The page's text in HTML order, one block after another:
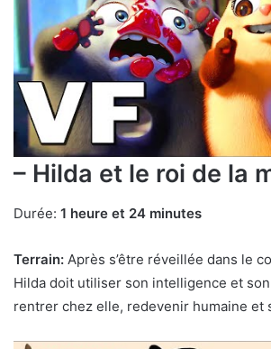
– Hilda et le roi de la
Durée: 1 heure et 24 minutes
Terrain: Après s’être réveillée dans le
Hilda doit utiliser son intelligence et
rentrer chez elle, redevenir humaine et